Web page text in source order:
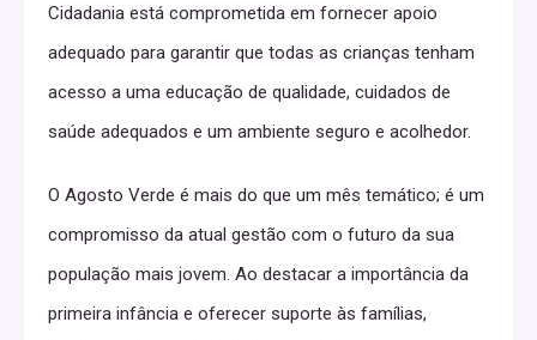
Cidadania está comprometida em fornecer apoio
adequado para garantir que todas as crianças tenham
acesso a uma educação de qualidade, cuidados de
saúde adequados e um ambiente seguro e acolhedor.
O Agosto Verde é mais do que um mês temático; é um
compromisso da atual gestão com o futuro da sua
população mais jovem. Ao destacar a importância da
primeira infância e oferecer suporte às famílias,